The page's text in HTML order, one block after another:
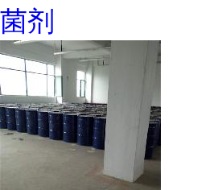
菌剂